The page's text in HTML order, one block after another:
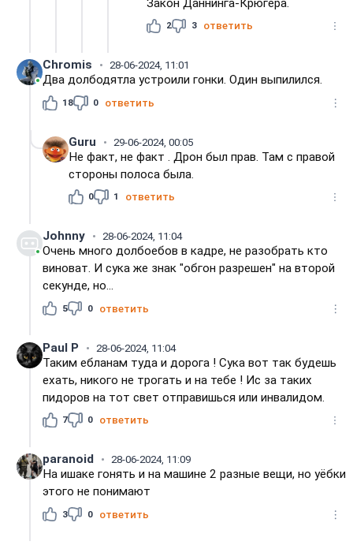
Закон Даннинга-Крюгера.
2 3 ответить
Chromis 28-06-2024, 11:01
Два долбодятла устроили гонки. Один выпилился.
18 0 ответить
Guru 29-06-2024, 00:05
Не факт, не факт . Дрон был прав. Там с правой
стороны полоса была.
0 1 ответить
Johnny 28-06-2024, 11:04
Очень много долбоебов в кадре, не разобрать кто
виноват. И сука же знак "обгон разрешен" на второй
секунде, но...
5 0 ответить
Paul P 28-06-2024, 11:04
Таким ебланам туда и дорога ! Сука вот так будешь
ехать, никого не трогать и на тебе ! Ис за таких
пидоров на тот свет отправишься или инвалидом.
7 0 ответить
paranoid 28-06-2024, 11:09
На ишаке гонять и на машине 2 разные вещи, но уёбки
этого не понимают
3 0 ответить